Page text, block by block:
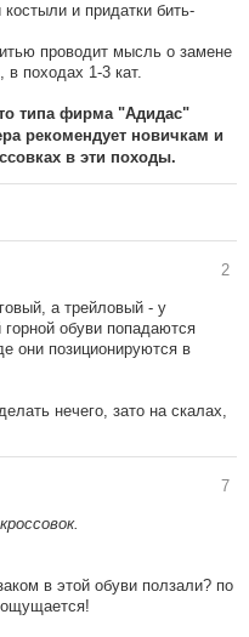
и придатки бить-
проводит мысль о замене
в походах 1-3 кат.
типа фирма "Адидас"
рекомендует новичкам и
в эти походы.
2
а трейловый - у
обуви попадаются
они позиционируются в
нечего, зато на скалах,
7
в этой обуви ползали? по
ощущается!